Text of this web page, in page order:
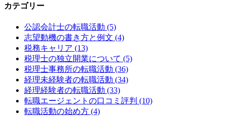
カテゴリー
公認会計士の転職活動 (5)
志望動機の書き方と例文 (4)
税務キャリア (13)
税理士の独立開業について (5)
税理士事務所の転職活動 (36)
経理未経験者の転職活動 (34)
経理経験者の転職活動 (33)
転職エージェントの口コミ評判 (10)
転職活動の始め方 (4)